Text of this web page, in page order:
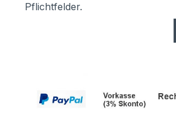
Pflichtfelder.